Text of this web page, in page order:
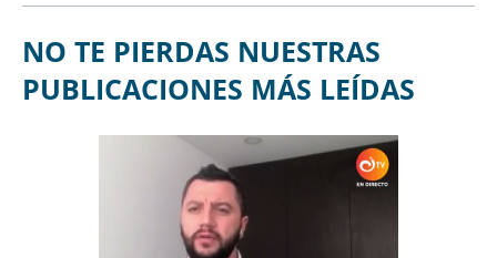
NO TE PIERDAS NUESTRAS
PUBLICACIONES MÁS LEÍDAS